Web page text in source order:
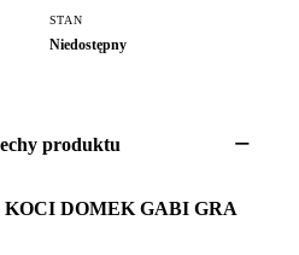
STAN
Niedostępny
produktu
DOMEK GABI GRA